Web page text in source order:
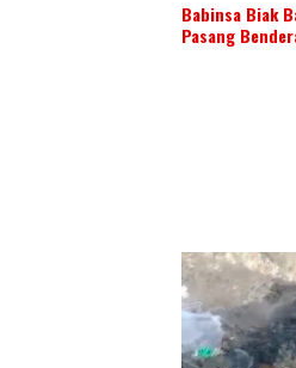
Babinsa Biak
Pasang